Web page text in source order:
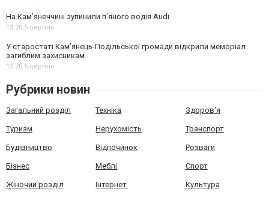
На Камʼянеччині зупинили п'яного водія Audi
13:20,5 серпня
У старостаті Кам’янець-Подільської громади відкрили меморіал
загиблим захисникам
12:20,5 серпня
Рубрики новин
Загальний розділ Техніка Здоров'я
Туризм Нерухомість Транспорт
Будівництво Відпочинок Розваги
Бізнес Меблі Спорт
Жіночий розділ Інтернет Культура